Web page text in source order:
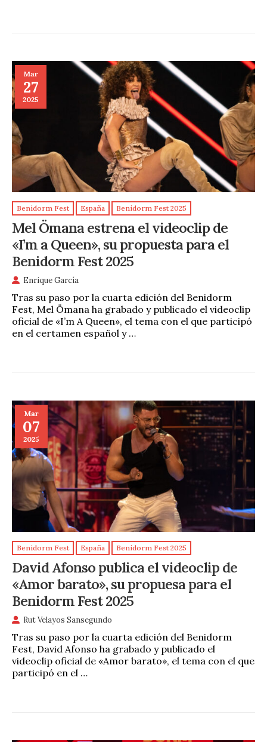
Mar
27
2025
Benidorm Fest España Benidorm Fest 2025
Mel Ömana estrena el videoclip de
«I’m a Queen», su propuesta para el
Benidorm Fest 2025
Enrique García
Tras su paso por la cuarta edición del Benidorm
Fest, Mel Ömana ha grabado y publicado el videoclip
oficial de «I’m A Queen», el tema con el que participó
en el certamen español y …
Mar
07
2025
Benidorm Fest España Benidorm Fest 2025
David Afonso publica el videoclip de
«Amor barato», su propuesa para el
Benidorm Fest 2025
Rut Velayos Sansegundo
Tras su paso por la cuarta edición del Benidorm
Fest, David Afonso ha grabado y publicado el
videoclip oficial de «Amor barato», el tema con el que
participó en el …